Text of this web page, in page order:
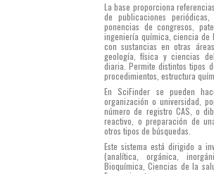
La base proporciona
de publicaciones
ponencias de congresos,
ingeniería química, ciencia de
con sustancias en otras
geología, física y ciencias
diaria. Permite distintos tipos
procedimientos, estructura
En SciFinder se pueden
organización o universidad,
número de registro CAS, o
reactivo, o preparación de
otros tipos de búsquedas.
Este sistema está dirigido a
(analítica, orgánica,
Bioquímica, Ciencias de la